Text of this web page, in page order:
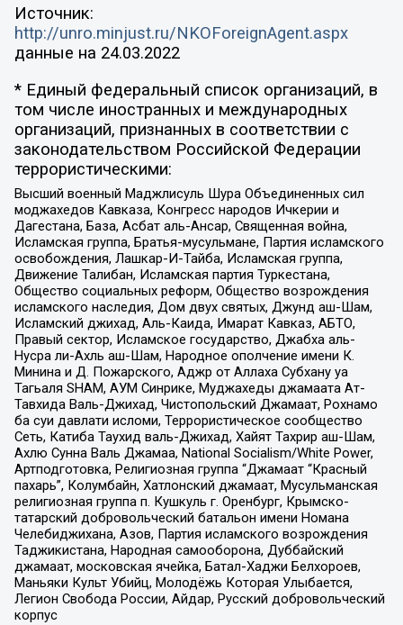
Источник:
http://unro.minjust.ru/NKOForeignAgent.aspx
данные на 24.03.2022
* Единый федеральный список организаций, в
том числе иностранных и международных
организаций, признанных в соответствии с
законодательством Российской Федерации
террористическими:
Высший военный Маджлисуль Шура Объединенных сил
моджахедов Кавказа, Конгресс народов Ичкерии и
Дагестана, База, Асбат аль-Ансар, Священная война,
Исламская группа, Братья-мусульмане, Партия исламского
освобождения, Лашкар-И-Тайба, Исламская группа,
Движение Талибан, Исламская партия Туркестана,
Общество социальных реформ, Общество возрождения
исламского наследия, Дом двух святых, Джунд аш-Шам,
Исламский джихад, Аль-Каида, Имарат Кавказ, АБТО,
Правый сектор, Исламское государство, Джабха аль-
Нусра ли-Ахль аш-Шам, Народное ополчение имени К.
Минина и Д. Пожарского, Аджр от Аллаха Субхану уа
Тагьаля SHAM, АУМ Синрике, Муджахеды джамаата Ат-
Тавхида Валь-Джихад, Чистопольский Джамаат, Рохнамо
ба суи давлати исломи, Террористическое сообщество
Сеть, Катиба Таухид валь-Джихад, Хайят Тахрир аш-Шам,
Ахлю Сунна Валь Джамаа, National Socialism/White Power,
Артподготовка, Религиозная группа “Джамаат “Красный
пахарь”, Колумбайн, Хатлонский джамаат, Мусульманская
религиозная группа п. Кушкуль г. Оренбург, Крымско-
татарский добровольческий батальон имени Номана
Челебиджихана, Азов, Партия исламского возрождения
Таджикистана, Народная самооборона, Дуббайский
джамаат, московская ячейка, Батал-Хаджи Белхороев,
Маньяки Культ Убийц, Молодёжь Которая Улыбается,
Легион Свобода России, Айдар, Русский добровольческий
корпус